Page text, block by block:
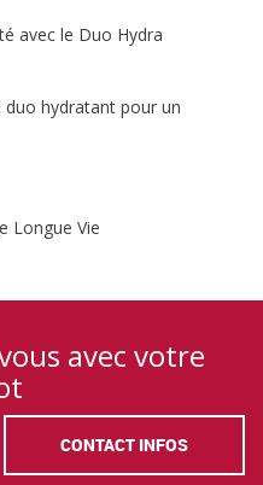
avec le Duo Hydra
duo hydratant pour un
Longue Vie
avec votre
CONTACT INFOS